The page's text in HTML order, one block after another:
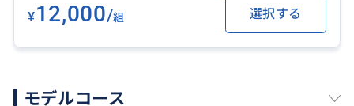
¥12,000/組 選択する
モデルコース